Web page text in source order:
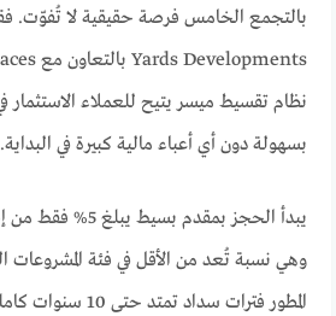
نظام تقسيط ميسر يتيح للعملاء الاستثمار
بسهولة دون أي أعباء مالية كبيرة في البداية.
يبدأ الحجز بمقدم
وهي نسبة تُعد من الأقل في فئة المشروعات
المطور فترات سداد